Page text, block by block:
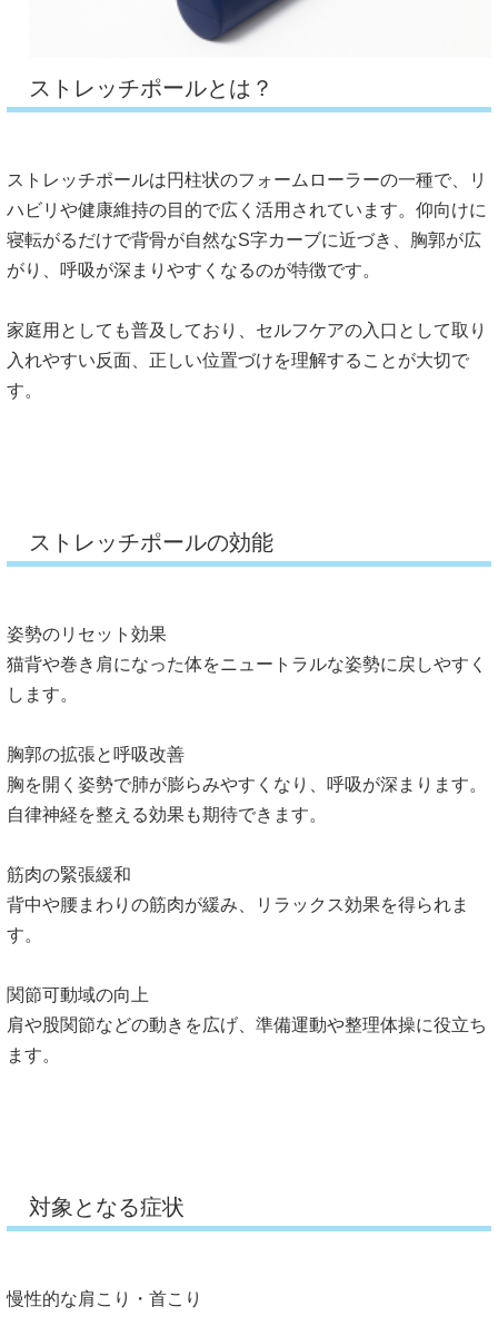
ストレッチポールとは？
ストレッチポールは円柱状のフォームローラーの一種で、
リ
ハビリや健康維持の目的で広く活用されています。 仰向けに
寝転がるだけで背骨が自然なS字カーブに近づき、
胸郭が広
がり、呼吸が深まりやすくなるのが特徴です。
家庭用としても普及しており、 セルフケアの入口として取り
入れやすい反面、 正しい位置づけを理解することが大切で
す。
ストレッチポールの効能
姿勢のリセット効果
猫背や巻き肩になった体をニュートラルな姿勢に戻しやすく
します。
胸郭の拡張と呼吸改善
胸を開く姿勢で肺が膨らみやすくなり、呼吸が深まります。
自律神経を整える効果も期待できます。
筋肉の緊張緩和
背中や腰まわりの筋肉が緩み、リラックス効果を得られま
す。
関節可動域の向上
肩や股関節などの動きを広げ、準備運動や整理体操に役立ち
ます。
対象となる症状
慢性的な肩こり・首こり